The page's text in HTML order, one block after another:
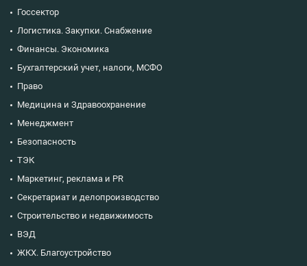
Госсектор
Логистика. Закупки. Снабжение
Финансы. Экономика
Бухгалтерский учет, налоги, МСФО
Право
Медицина и Здравоохранение
Менеджмент
Безопасность
ТЭК
Маркетинг, реклама и PR
Секретариат и делопроизводство
Строительство и недвижимость
ВЭД
ЖКХ. Благоустройство